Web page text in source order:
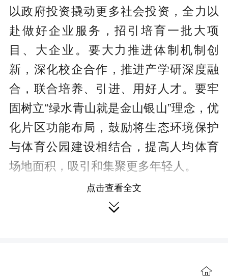
以政府投资撬动更多社会投资，全力以
赴做好企业服务，招引培育一批大项
目、大企业。要大力推进体制机制创
新，深化校企合作，推进产学研深度融
合，联合培养、引进、用好人才。要牢
固树立“绿水青山就是金山银山”理念，优
化片区功能布局，鼓励将生态环境保护
与体育公园建设相结合，提高人均体育
场地面积，吸引和集聚更多年轻人。
在紫金矿业新能源新材料研发基地
和湖南华曙高科技股份有限公司，沈晓
出，要持续推动长沙全球研发中心城市
点击查看全文
